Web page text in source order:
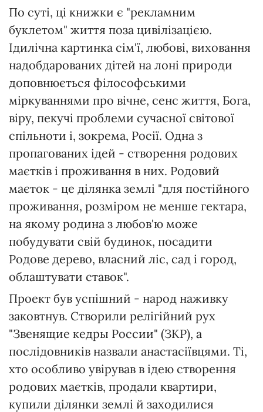
По суті, ці книжки є "рекламним
буклетом" життя поза цивілізацією.
Ідилічна картинка сім'ї, любові, виховання
надобдарованих дітей на лоні природи
доповнюється філософськими
міркуваннями про вічне, сенс життя, Бога,
віру, пекучі проблеми сучасної світової
спільноти і, зокрема, Росії. Одна з
пропагованих ідей - створення родових
маєтків і проживання в них. Родовий
маєток - це ділянка землі "для постійного
проживання, розміром не менше гектара,
на якому родина з любов'ю може
побудувати свій будинок, посадити
Родове дерево, власний ліс, сад і город,
облаштувати ставок".
Проект був успішний - народ наживку
заковтнув. Створили релігійний рух
"Звенящие кедры России" (ЗКР), а
послідовників назвали анастасіївцями. Ті,
хто особливо увірував в ідею створення
родових маєтків, продали квартири,
купили ділянки землі й заходилися